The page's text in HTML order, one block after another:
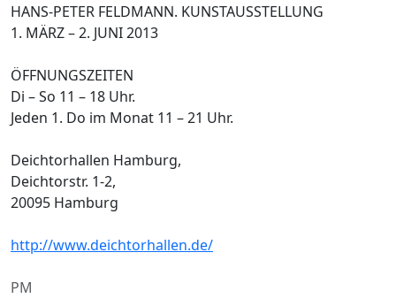
HANS-PETER FELDMANN. KUNSTAUSSTELLUNG
1. MÄRZ – 2. JUNI 2013
ÖFFNUNGSZEITEN
Di – So 11 – 18 Uhr.
Jeden 1. Do im Monat 11 – 21 Uhr.
Deichtorhallen Hamburg,
Deichtorstr. 1-2,
20095 Hamburg
http://www.deichtorhallen.de/
PM